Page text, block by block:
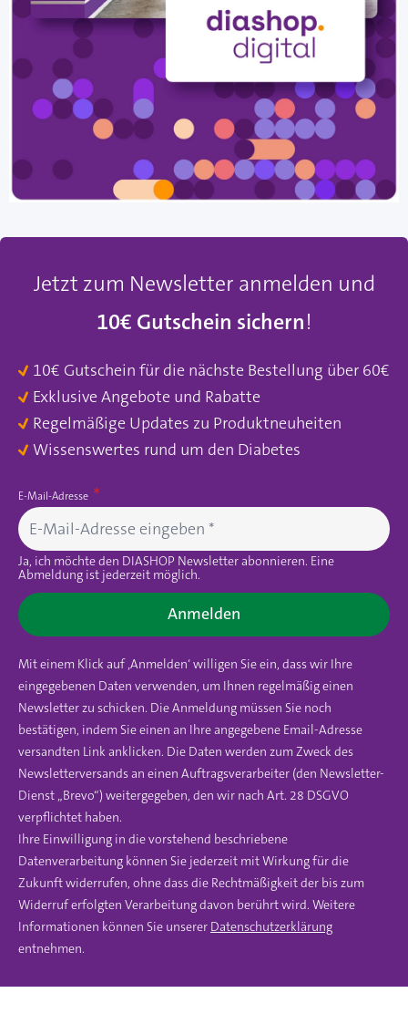
Jetzt zum Newsletter anmelden und
10€ Gutschein sichern!
10€ Gutschein für die nächste Bestellung über 60€
Exklusive Angebote und Rabatte
Regelmäßige Updates zu Produktneuheiten
Wissenswertes rund um den Diabetes
E-Mail-Adresse
Ja, ich möchte den DIASHOP Newsletter abonnieren. Eine
Abmeldung ist jederzeit möglich.
Anmelden
Mit einem Klick auf ‚Anmelden‘ willigen Sie ein, dass wir Ihre
eingegebenen Daten verwenden, um Ihnen regelmäßig einen
Newsletter zu schicken. Die Anmeldung müssen Sie noch
bestätigen, indem Sie einen an Ihre angegebene Email-Adresse
versandten Link anklicken. Die Daten werden zum Zweck des
Newsletterversands an einen Auftragsverarbeiter (den Newsletter-
Dienst „Brevo“) weitergegeben, den wir nach Art. 28 DSGVO
verpflichtet haben.
Ihre Einwilligung in die vorstehend beschriebene
Datenverarbeitung können Sie jederzeit mit Wirkung für die
Zukunft widerrufen, ohne dass die Rechtmäßigkeit der bis zum
Widerruf erfolgten Verarbeitung davon berührt wird. Weitere
Informationen können Sie unserer Datenschutzerklärung
entnehmen.